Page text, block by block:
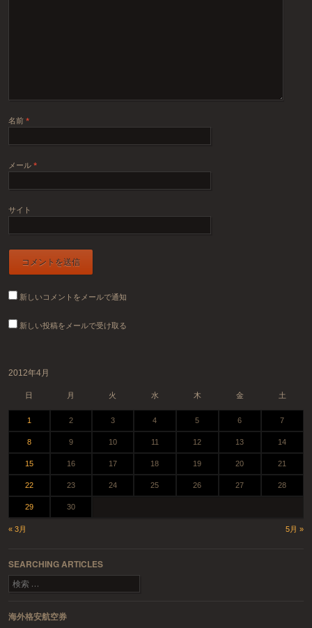
名前 *
メール *
サイト
新しいコメントをメールで通知
新しい投稿をメールで受け取る
2012年4月
日 月 火 水 木 金 土
« 3月 5月 »
1 2 3 4 5 6 7
8 9 10 11 12 13 14
15 16 17 18 19 20 21
22 23 24 25 26 27 28
29 30
SEARCHING ARTICLES
検索
海外格安航空券